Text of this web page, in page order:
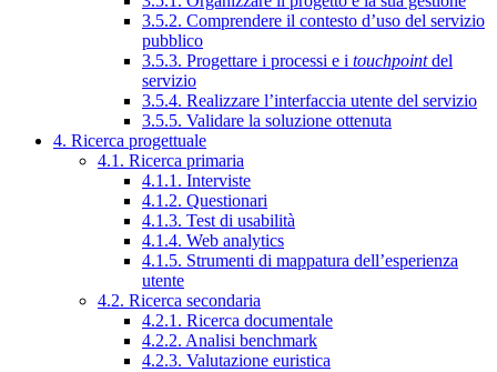
3.5.2. Comprendere il contesto d’uso del servizio
pubblico
3.5.3. Progettare i processi e i touchpointdel
servizio
3.5.4. Realizzare l’interfaccia utente del servizio
3.5.5. Validare la soluzione ottenuta
4. Ricerca progettuale
4.1. Ricerca primaria
4.1.1. Interviste
4.1.2. Questionari
4.1.3. Test di usabilità
4.1.4. Web analytics
4.1.5. Strumenti di mappatura dell’esperienza
utente
4.2. Ricerca secondaria
4.2.1. Ricerca documentale
4.2.2. Analisi benchmark
4.2.3. Valutazione euristica